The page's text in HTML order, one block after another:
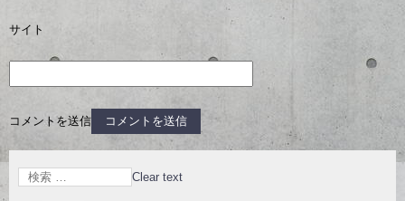
サイト
コメントを送信
Clear text